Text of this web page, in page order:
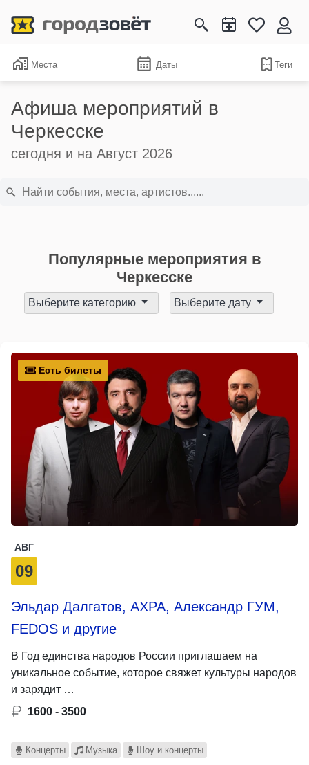
Места Даты Теги
Афиша мероприятий в
Черкесске
сегодня и на Август 2026
Популярные мероприятия в
Черкесске
Выберите категорию Выберите дату
Есть билеты
АВГ
09
Эльдар Далгатов, АХРА, Александр ГУМ,
FEDOS и другие
В Год единства народов России приглашаем на
уникальное событие, которое свяжет культуры народов
и зарядит …
1600 - 3500
Концерты Музыка Шоу и концерты